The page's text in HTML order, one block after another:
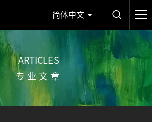
简体中文
ARTICLES
专业文章